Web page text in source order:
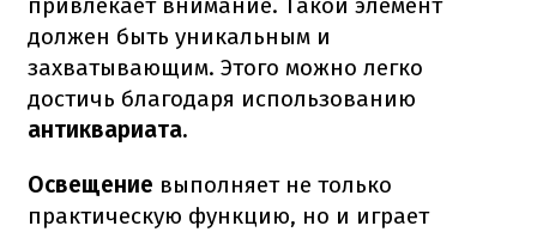
должен быть уникальным и
захватывающим. Этого можно легко
достичь благодаря использованию
антиквариата.
Освещение выполняет не только
практическую функцию, но и играет